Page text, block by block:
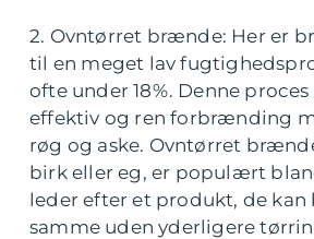
2. Ovntørret brænde: Her er
til en meget lav
ofte under 18%. Denne
effektiv og ren forbrænding
røg og aske. Ovntørret
birk eller eg, er populært
leder efter et produkt, de
samme uden yderligere